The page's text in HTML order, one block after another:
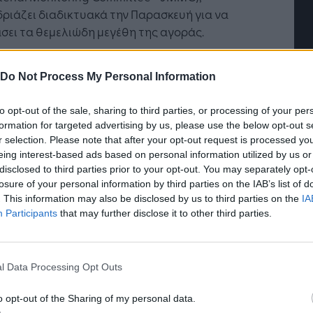
Do Not Process My Personal Information
opt-out of the sale, sharing to third parties, or processing of your
for targeted advertising by us, please use the below opt-out
selection. Please note that after your opt-out request is processed
interest-based ads based on personal information utilized by us
to third parties prior to your opt-out. You may separately
of your personal information by third parties on the IAB’s list of
This information may also be disclosed by us to third parties on the
Participants that may further disclose it to other third parties.
Data Processing Opt Outs
opt-out of the Sharing of my personal data.
διαδικτυακά την Παρασκευή για να
τα θεμελιώδη μεγέθη της αγοράς.
αλλά μπορεί να συγκαλέσει έκτακτη
Οι τιμές του πετρελαίου είχαν μικρή
λίγο μετά την ανακοίνωση της παράτασης
μείωσης της παραγωγής της
Αραβίας.
μελλοντικής εκπλήρωσης του Brent με
Οκτώβριο διαπραγματεύονταν στα 83,65
με τον διακανονισμό της Τετάρτης. Το
στα 79,97 δολάρια ανά βαρέλι,
Η Τεχνητή Νοημοσύνη: το νέο
επιχείρησης